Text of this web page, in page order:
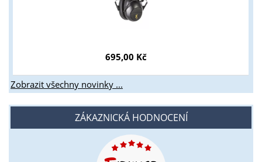
695,00 Kč
Zobrazit všechny novinky ...
ZÁKAZNICKÁ HODNOCENÍ